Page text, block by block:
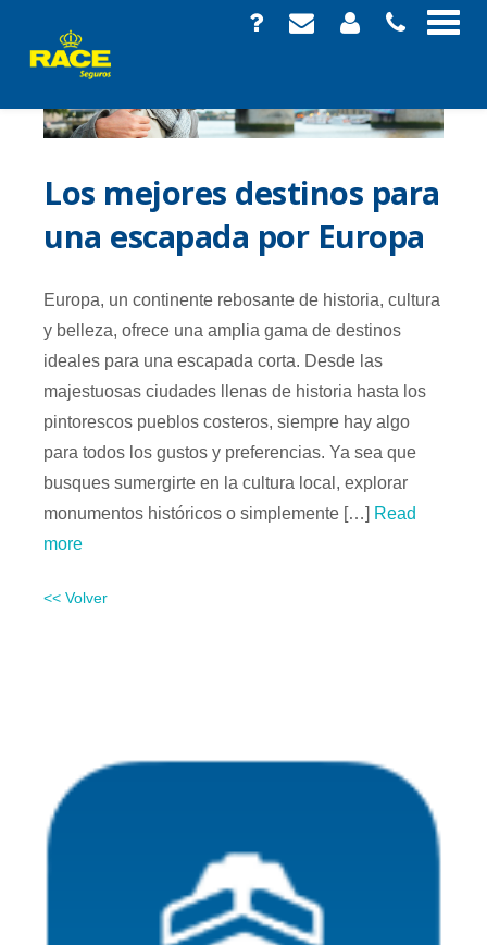
Los mejores destinos para
una escapada por Europa
Europa, un continente rebosante de historia, cultura
y belleza, ofrece una amplia gama de destinos
ideales para una escapada corta. Desde las
majestuosas ciudades llenas de historia hasta los
pintorescos pueblos costeros, siempre hay algo
para todos los gustos y preferencias. Ya sea que
busques sumergirte en la cultura local, explorar
monumentos históricos o simplemente […] Read
more
<< Volver